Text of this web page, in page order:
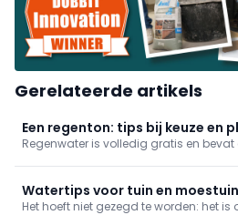
Gerelateerde artikels
Een regenton: tips bij keuze en
Regenwater is volledig gratis en
Belangrijke redenen om ervan te
Watertips voor tuin en moestuin
Het hoeft niet gezegd te worden: het